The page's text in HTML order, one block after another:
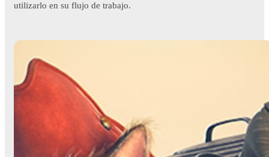
utilizarlo en su flujo de trabajo.